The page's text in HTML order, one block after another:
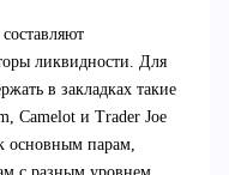
ликвидности. Для
в закладках такие
Camelot и Trader Joe
основным парам,